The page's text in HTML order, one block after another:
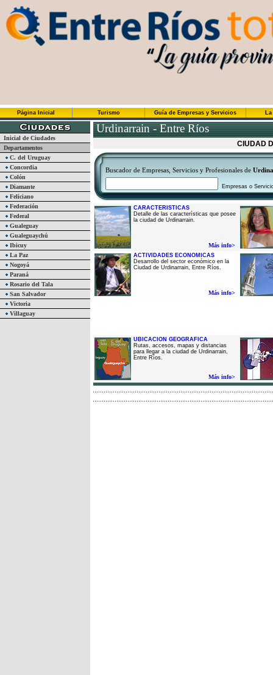
Página Inicial Turismo Guía de Empresas y Servicios
Inicial de Ciudades
Departamentos
C. del Uruguay
Concordia
Colón
Diamante
Feliciano
Federación
Federal
Gualeguay
Gualeguaychú
Ibicuy
La Paz
Nogoyá
Paraná
Rosario del Tala
San Salvador
Victoria
Villaguay
Urdinarrain - Entre Ríos
CIUDAD
Buscador de Empresas, Servicios y Profesionales de
Empresas o
CARACTERISTICAS
Detalle de las características que posee
la ciudad de Urdinarrain.
Más info>
ACTIVIDADES ECONOMICAS
Desarrollo del sector económico en la
Ciudad de Urdinarrain, Entre Ríos.
Más info>
UBICACION GEOGRAFICA
Rutas, accesos, mapas y distancias
para llegar a la ciudad de Urdinarrain,
Entre Ríos.
Más info>